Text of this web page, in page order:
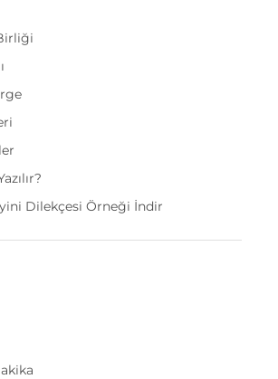
Dilekçesi Örneği İndir